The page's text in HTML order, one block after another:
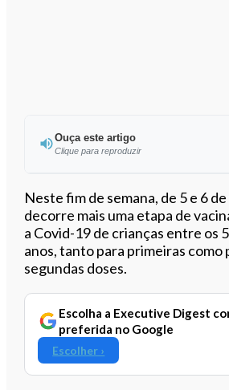
Ouça este artigo
Clique para reproduzir
Ouvir este artigo
Neste fim de semana, de 5 e 6
decorre mais uma etapa de
a Covid-19 de crianças entre os
anos, tanto para primeiras como
segundas doses.
Escolha a Executive Digest
preferida no Google
Escolher ›